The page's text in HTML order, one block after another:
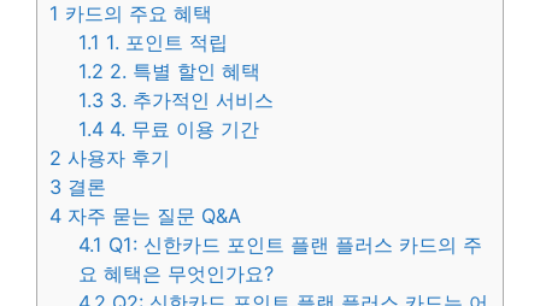
1 카드의 주요 혜택
1.1 1. 포인트 적립
1.2 2. 특별 할인 혜택
1.3 3. 추가적인 서비스
1.4 4. 무료 이용 기간
2 사용자 후기
3 결론
4 자주 묻는 질문 Q&A
4.1 Q1: 신한카드 포인트 플랜 플러스 카드의 주
요 혜택은 무엇인가요?